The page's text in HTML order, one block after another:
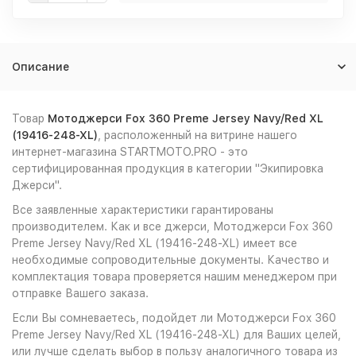
Описание
Товар Мотоджерси Fox 360 Preme Jersey Navy/Red XL
(19416-248-XL) , расположенный на витрине нашего
интернет-магазина STARTMOTO.PRO - это
сертифицированная продукция в категории "Экипировка
Джерси".
Все заявленные характеристики гарантированы
производителем. Как и все джерси, Мотоджерси Fox 360
Preme Jersey Navy/Red XL (19416-248-XL) имеет все
необходимые сопроводительные документы. Качество и
комплектация товара проверяется нашим менеджером при
отправке Вашего заказа.
Если Вы сомневаетесь, подойдет ли Мотоджерси Fox 360
Preme Jersey Navy/Red XL (19416-248-XL) для Ваших целей,
или лучше сделать выбор в пользу аналогичного товара из